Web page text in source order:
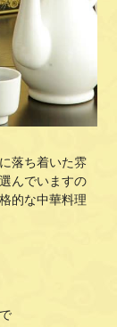
落ち着いた雰
んでいますの
的な中華料理